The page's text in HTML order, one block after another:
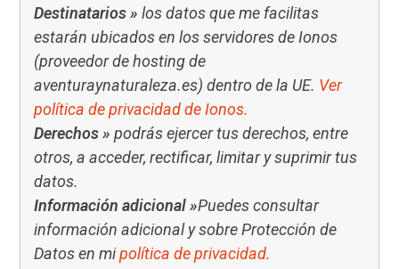
Destinatarios » los datos que me facilitas
estarán ubicados en los servidores de Ionos
(proveedor de hosting de
aventuraynaturaleza.es) dentro de la UE. Ver
política de privacidad de Ionos.
Derechos » podrás ejercer tus derechos, entre
otros, a acceder, rectificar, limitar y suprimir tus
datos.
Información adicional »Puedes consultar
información adicional y sobre Protección de
Datos en mipolítica de privacidad.